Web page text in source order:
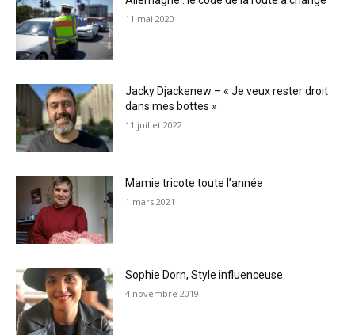
11 mai 2020
Jacky Djackenew – « Je veux rester droit
dans mes bottes »
11 juillet 2022
Mamie tricote toute l’année
1 mars 2021
Sophie Dorn, Style influenceuse
4 novembre 2019